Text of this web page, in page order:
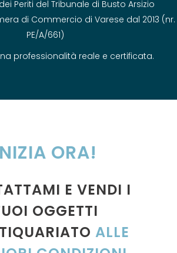
Periti del Tribunale di Busto Arsizio
di Commercio di Varese dal 2013 (nr.
PE/A/661)
professionalità reale e certificata.
ORA!
E VENDI I
OGGETTI
ALLE